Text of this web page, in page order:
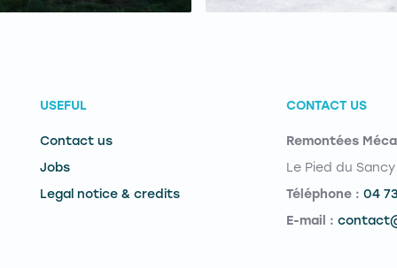
USEFUL
Contact us
Jobs
Legal notice & credits
CONTACT US
Remontées
Le Pied du
Téléphone : 04
E-mail :